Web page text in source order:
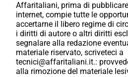
Affaritaliani, prima di
internet, compie tutte le
accertarne il libero regime di
i diritti di autore o altri diritti
segnalare alla redazione
materiale riservato, scriveteci a
tecnici@affaritaliani.it.:
alla rimozione del materiale